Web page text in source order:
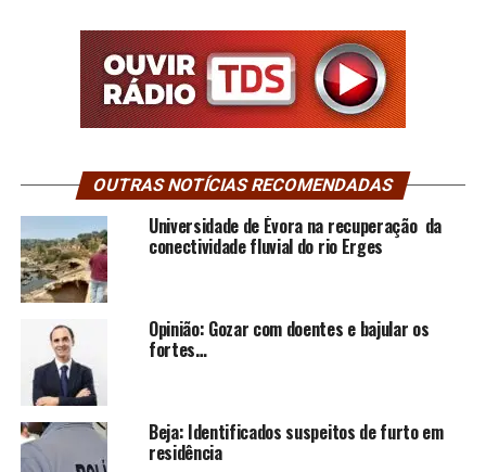
OUTRAS NOTÍCIAS RECOMENDADAS
Universidade de Évora na recuperação da
conectividade fluvial do rio Erges
Opinião: Gozar com doentes e bajular os
fortes…
Beja: Identificados suspeitos de furto em
residência